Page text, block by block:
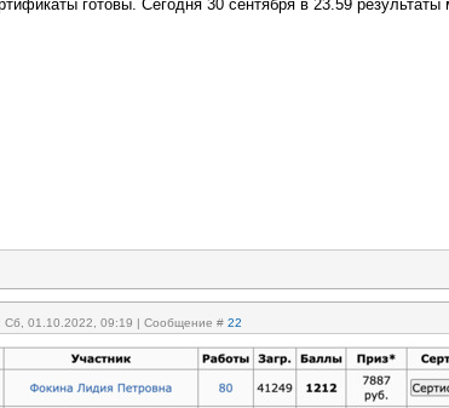
готовы. Сегодня 30 сентября в 23.59
Сб, 01.10.2022, 09:19 | Сообщение # 22